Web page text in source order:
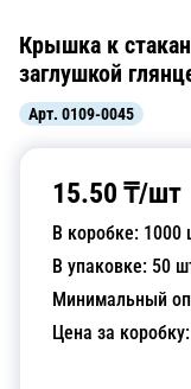
Крышка к
заглушкой
Арт. 0109-0045
15.50 ₸/шт
В коробке: 1000
В упаковке: 50
Минимальный
Цена за коробку: